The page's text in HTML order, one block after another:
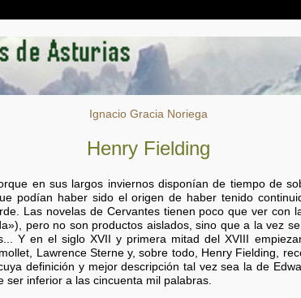
Ignacio Gracia Noriega
Henry Fielding
en sus largos inviernos disponían de tiempo de
podían haber sido el origen de haber tenido
Las novelas de Cervantes tienen poco que ver con
pero no son productos aislados, sino que a la vez
Y en el siglo XVII y primera mitad del XVIII
Lawrence Sterne y, sobre todo, Henry Fielding,
definición y mejor descripción tal vez sea la de
inferior a las cincuenta mil palabras.